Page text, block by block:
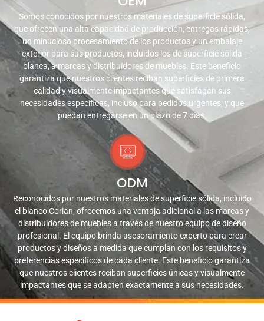
Somos conocidos por nuestros materiales de superficie sólida,
que ofrecen una alta capacidad de producción, entregas rápidas,
un minucioso procesamiento de los productos y un embalaje
exterior para sus productos, incluidos los de superficie sólida
blanca, a marcas y distribuidores de muebles. Este beneficio
garantiza que nuestros clientes reciban superficies de primera
calidad y visualmente impactantes que satisfagan sus
necesidades específicas, incluso para pedidos urgentes, y que
puedan entregarse en un plazo de 7 días.
ODM
Reconocidos por nuestros materiales de superficie sólida, incluido
el blanco Corian, ofrecemos una ventaja adicional a las marcas y
distribuidores de muebles a través de nuestro equipo de diseño
profesional. El equipo brinda asesoramiento experto para crear
productos y diseños a medida que cumplan con los requisitos y
preferencias específicos de cada cliente. Este beneficio garantiza
que nuestros clientes reciban superficies únicas y visualmente
impactantes que se adapten exactamente a sus necesidades.